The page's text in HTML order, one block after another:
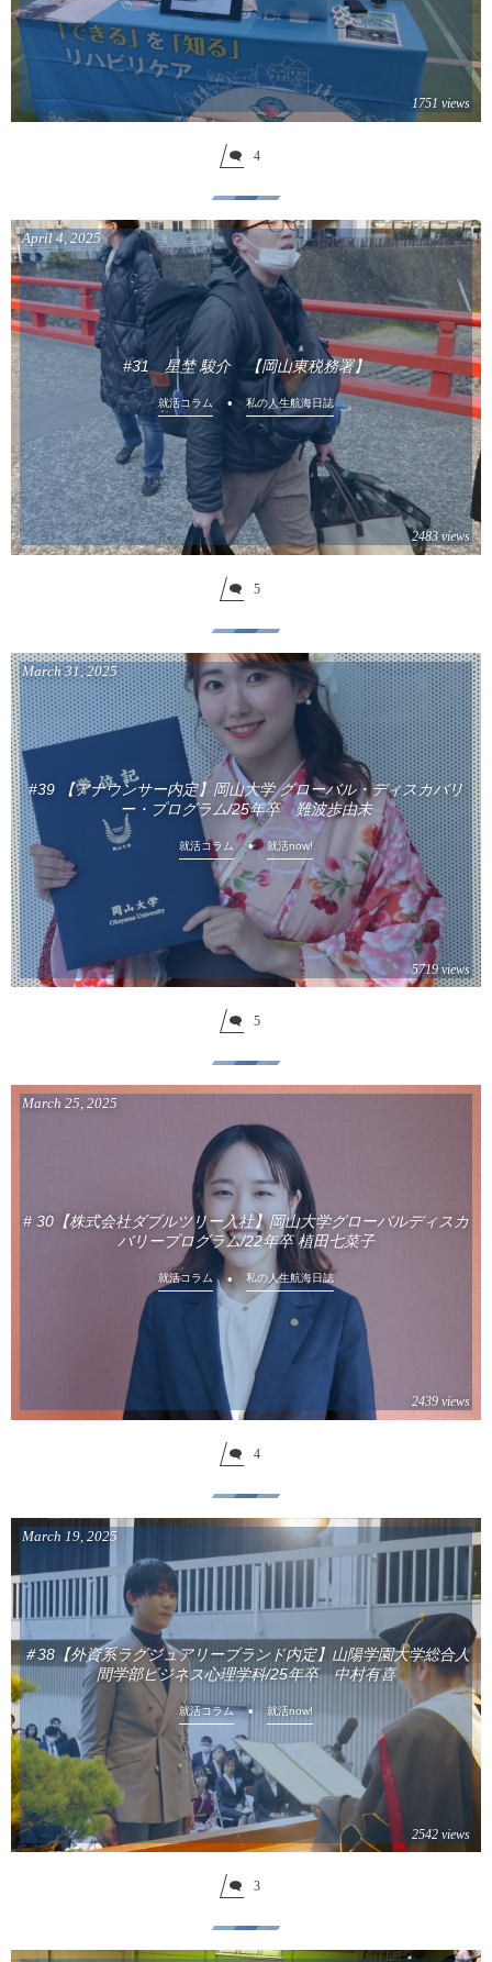
1751 views
4
#31 星埜 駿介 【岡山東税務署】
April 4 2025
就活コラム 私の人生航海日誌
2483 views
5
#39 【アナウンサー内定】岡山大学 グローバル・ディスカバリ
ー・プログラム/25年卒 難波歩由未
March 31,2025
就活コラム 就活now!
5719 views
5
# 30【株式会社ダブルツリー入社】岡山大学グローバルディスカ
バリープログラム/22年卒 植田七菜子
March 25, 2025
就活コラム 私の人生航海日誌
2439 views
4
＃38【外資系ラグジュアリーブランド内定】山陽学園大学総合人
間学部ビジネス心理学科/25年卒 中村有喜
March 19 2025
就活コラム 就活now!
2542 views
3